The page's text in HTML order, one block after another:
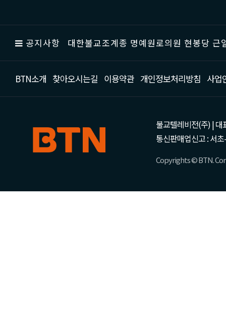
공지사항 대한불교조계종 명예원로의원 현봉당
BTN소개 찾아오시는길 이용약관 개인정보처리방침 사업
불교텔레비전(주) | 대
통신판매업신고 : 서
Copyrights © BTN.